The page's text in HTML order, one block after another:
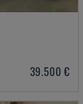
39.500 €